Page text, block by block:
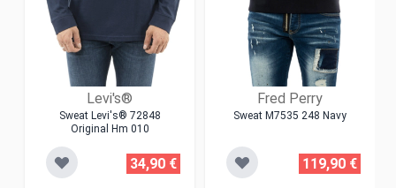
Levi's®
Sweat Levi's® 72848
Original Hm 010
34,90 €
Fred Perry
Sweat M7535 248 Navy
119,90 €